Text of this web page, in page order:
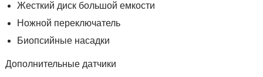
Жесткий диск большой емкости
Ножной переключатель
Биопсийные насадки
Дополнительные датчики